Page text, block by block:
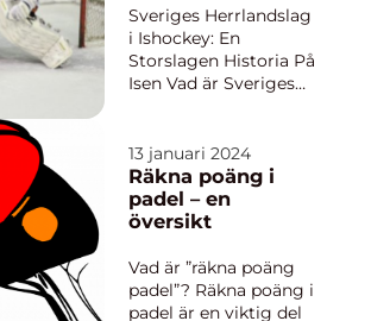
komplexa aspekter. En
av dessa är begreppet
”no...
Sveriges Herrlandslag
i Ishockey: En
Storslagen Historia På
Isen Vad är Sveriges
herrlandslag i
ishockey är en av de
mest framstående
och framgångsrika
ishockeylagen i
världen. Laget
representerar Sverige
13 januari 2024
Räkna poäng i
padel – en
översikt
Vad är ”räkna poäng
padel”? Räkna poäng i
padel är en viktig del